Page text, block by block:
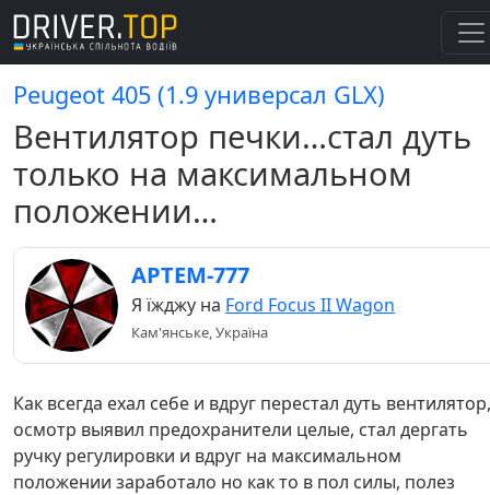
Peugeot 405 (1.9 универсал GLX)
Вентилятор печки…стал дуть
только на максимальном
положении…
APTEM-777
Я їжджу на Ford Focus II Wagon
Кам'янське, Україна
Как всегда ехал себе и вдруг перестал дуть вентилятор,
осмотр выявил предохранители целые, стал дергать
ручку регулировки и вдруг на максимальном
положении заработало но как то в пол силы, полез